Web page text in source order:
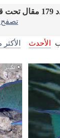
قسم
تصفح
الأحدث
تكبير